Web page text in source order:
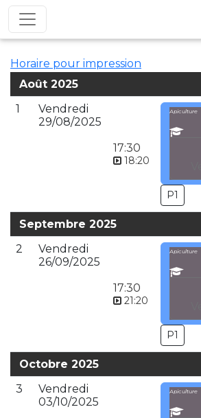
Horaire pour impression
Août 2025
1
Vendredi
29/08/2025
17:30
18:20
Apiculture
P1
Septembre 2025
2
Vendredi
26/09/2025
17:30
21:20
Apiculture
P1
Octobre 2025
3
Vendredi
03/10/2025
Apiculture